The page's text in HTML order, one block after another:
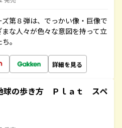
ズ第８弾は、でっかい像・巨像で
な人々が色々な意図を持って立
。
詳細を見る
の歩き方 Ｐｌａｔ スペ